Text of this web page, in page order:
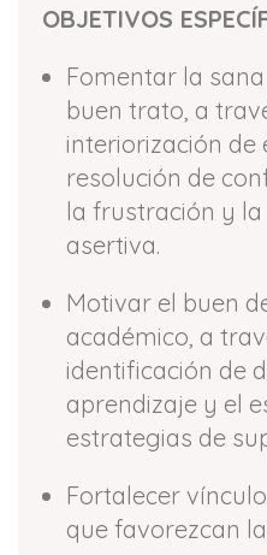
OBJETIVOS
Fomentar la
buen trato, a
interiorización de
resolución de
la frustración y
asertiva.
Motivar el buen
académico, a
identificación de
aprendizaje y el
estrategias de
Fortalecer
que favorezcan